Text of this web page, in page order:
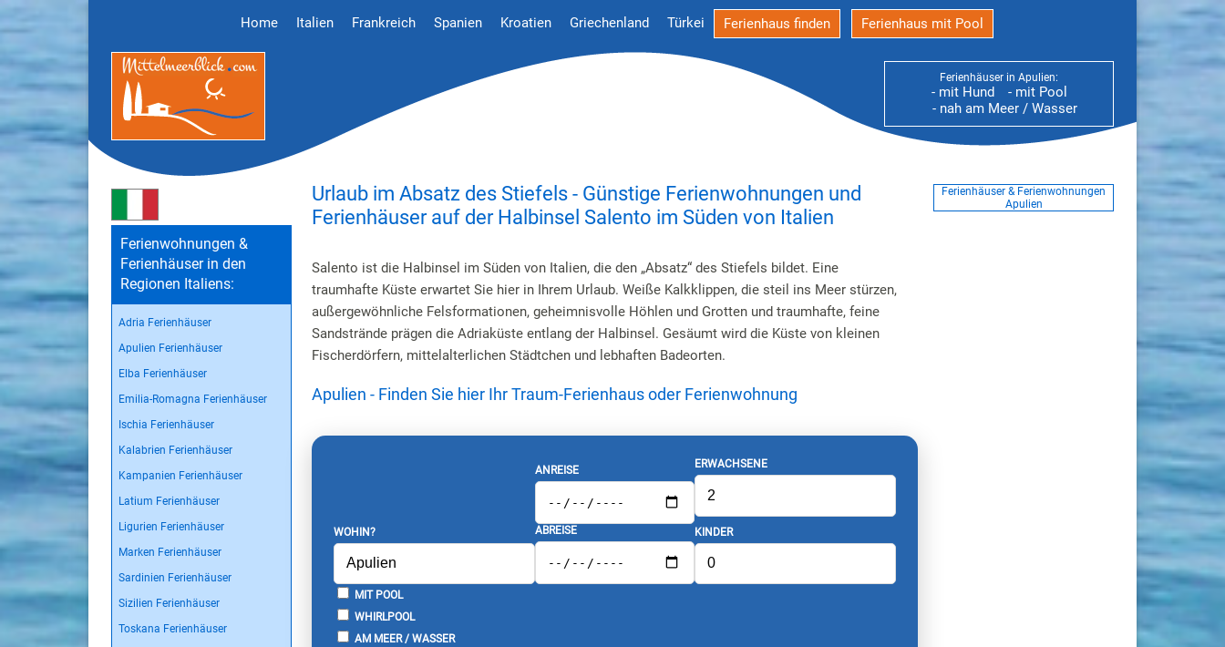
Home Italien Frankreich Spanien Kroatien Griechenland Türkei Ferienhaus finden Ferienhaus mit Pool
Ferienhäuser in Apulien:
- mit Hund
- mit Pool
- nah am Meer / Wasser
Ferienwohnungen &
Ferienhäuser in den
Regionen Italiens:
Adria Ferienhäuser
Apulien Ferienhäuser
Elba Ferienhäuser
Emilia-Romagna Ferienhäuser
Ischia Ferienhäuser
Kalabrien Ferienhäuser
Kampanien Ferienhäuser
Latium Ferienhäuser
Ligurien Ferienhäuser
Marken Ferienhäuser
Sardinien Ferienhäuser
Sizilien Ferienhäuser
Toskana Ferienhäuser
Ferienhäuser & Ferienwohnungen
Apulien
Urlaub im Absatz des Stiefels - Günstige Ferienwohnungen und
Ferienhäuser auf der Halbinsel Salento im Süden von Italien
Salento ist die Halbinsel im Süden von Italien, die den „Absatz“ des Stiefels bildet. Eine
traumhafte Küste erwartet Sie hier in Ihrem Urlaub. Weiße Kalkklippen, die steil ins Meer stürzen,
außergewöhnliche Felsformationen, geheimnisvolle Höhlen und Grotten und traumhafte, feine
Sandstrände prägen die Adriaküste entlang der Halbinsel. Gesäumt wird die Küste von kleinen
Fischerdörfern, mittelalterlichen Städtchen und lebhaften Badeorten.
Apulien - Finden Sie hier Ihr Traum-Ferienhaus oder Ferienwohnung
WOHIN?
ANREISE
ABREISE
ERWACHSENE
KINDER
MIT POOL
WHIRLPOOL
AM MEER / WASSER